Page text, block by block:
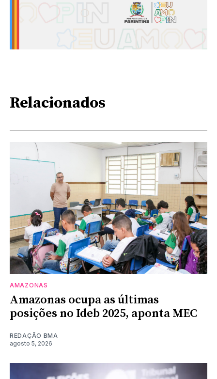
Relacionados
AMAZONAS
Amazonas ocupa as últimas
posições no Ideb 2025, aponta MEC
REDAÇÃO BMA
agosto 5, 2026